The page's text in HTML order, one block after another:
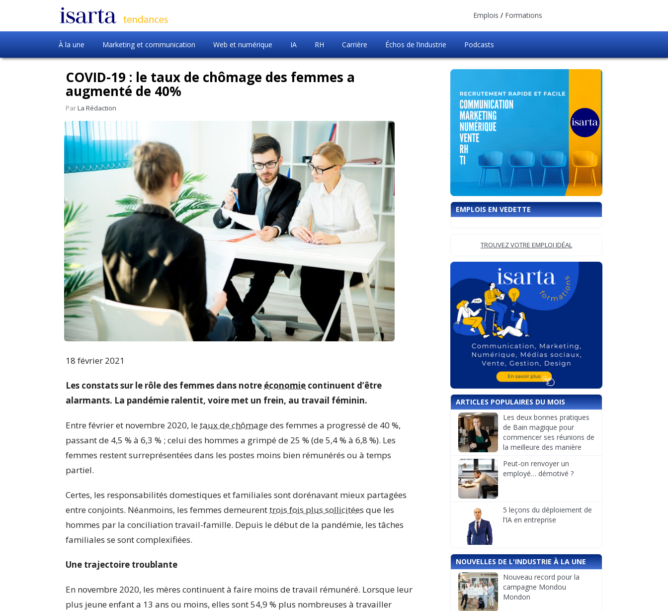
Emplois / Formations
À la une Marketing et communication Web et numérique IA RH Carrière Échos de l’industrie Podcasts
COVID-19 : le taux de chômage des femmes a
augmenté de 40%
ParLa Rédaction
18 février 2021
Les constats sur le rôle des femmes dans notre économie continuent d’être
alarmants. La pandémie ralentit, voire met un frein, au travail féminin.
Entre février et novembre 2020, letaux de chômagedes femmes a progressé de 40 %,
passant de 4,5 % à 6,3 % ; celui des hommes a grimpé de 25 % (de 5,4 % à 6,8 %). Les
femmes restent surreprésentées dans les postes moins bien rémunérés ou à temps
partiel.
Certes, les responsabilités domestiques et familiales sont dorénavant mieux partagées
entre conjoints. Néanmoins, les femmes demeurenttrois fois plus sollicitées que les
hommes par la conciliation travail-famille. Depuis le début de la pandémie, les tâches
familiales se sont complexifiées.
Une trajectoire troublante
En novembre 2020, les mères continuent à faire moins de travail rémunéré. Lorsque leur
plus jeune enfant a 13 ans ou moins, elles sont 54,9 % plus nombreuses à travailler
EMPLOIS EN VEDETTE
TROUVEZ VOTRE EMPLOI IDÉAL
ARTICLES POPULAIRES DU MOIS
Les deux bonnes pratiques
de Bain magique pour
commencer ses réunions de
la meilleure des manière
Peut-on renvoyer un
employé… démotivé ?
5 leçons du déploiement de
l’IA en entreprise
NOUVELLES DE L'INDUSTRIE À LA UNE
Nouveau record pour la
campagne Mondou
Mondon